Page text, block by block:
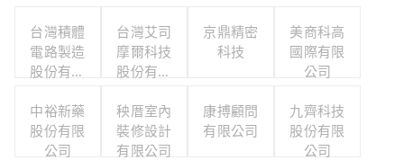
台灣積體
電路製造
股份有限
台灣艾司
摩爾科技
股份有限
京鼎精密
科技
美商科高
國際有限
公司
中裕新藥
股份有限
公司
秧厝室內
裝修設計
有限公司
康搏顧問
有限公司
九齊科技
股份有限
公司